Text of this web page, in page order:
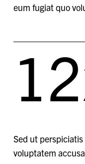
eum fugiat quo
12
Sed ut
voluptatem